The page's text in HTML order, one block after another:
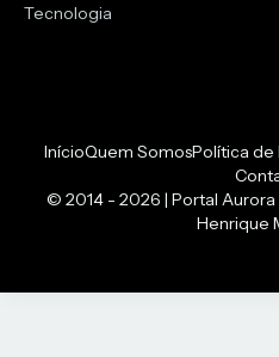
Tecnologia
© 2014 - 2026 | Portal
Henrique
InícioQuem SomosPolítica de